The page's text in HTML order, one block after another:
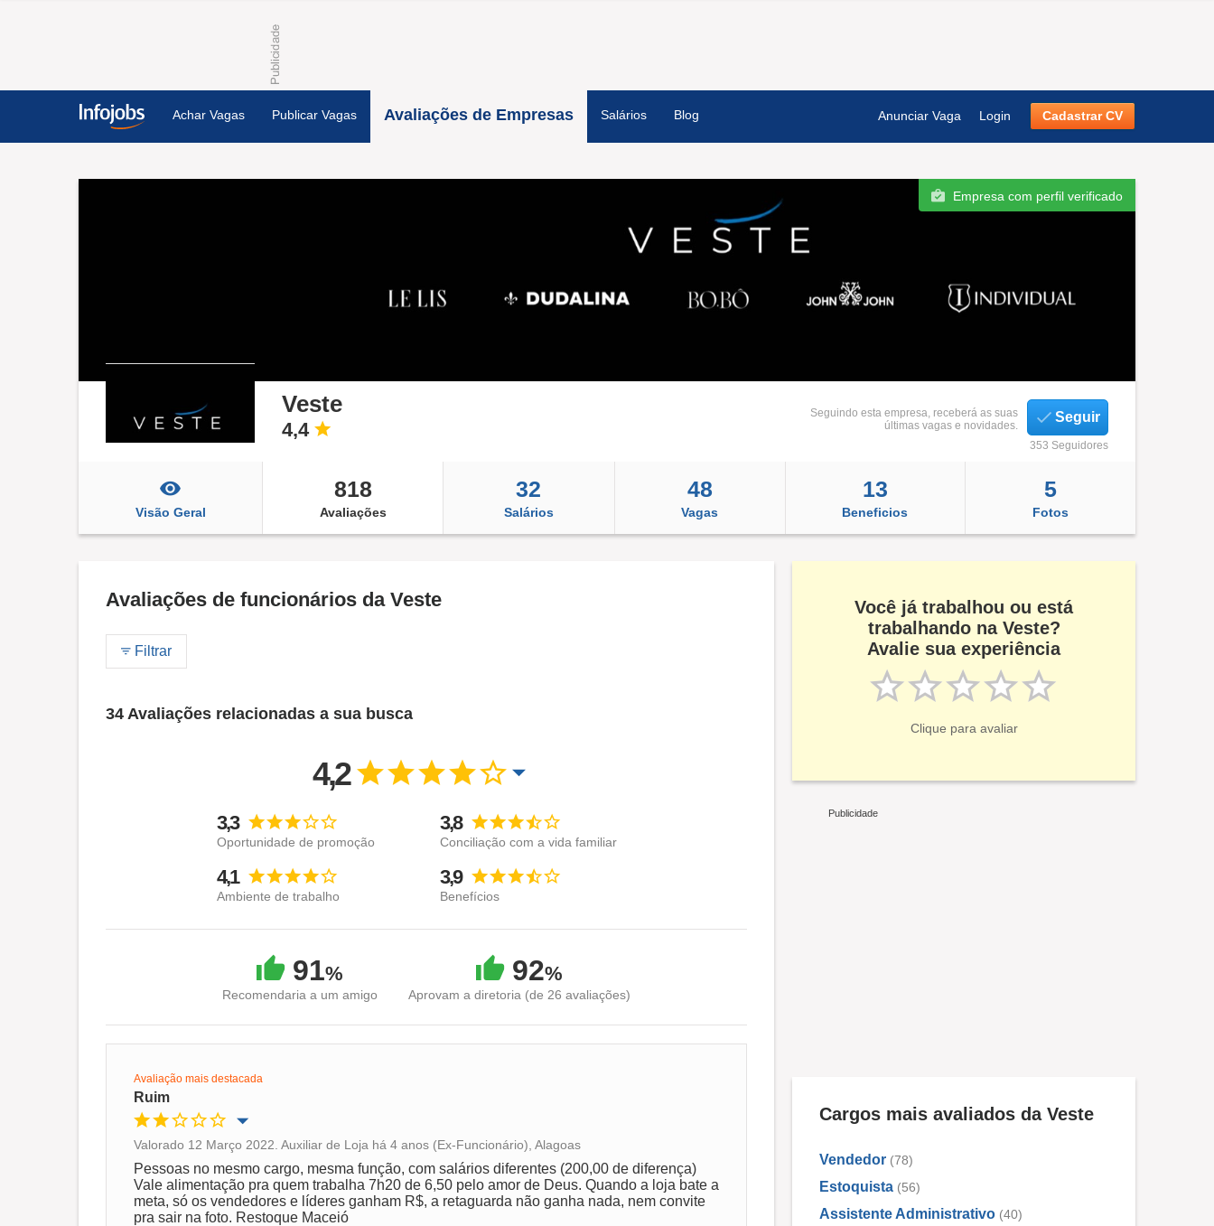
Achar Vagas Publicar Vagas Avaliações de Empresas Salários Blog Anunciar Vaga Login Cadastrar CV
Empresa com perfil verificado
Veste
4,4
Seguindo esta empresa, receberá as suas
últimas vagas e novidades.
Seguir
353 Seguidores
Visão Geral
818
Avaliações
32
Salários
48
Vagas
13
Beneficios
5
Fotos
Avaliações de funcionários da Veste
Filtrar
34 Avaliações relacionadas a sua busca
4,2
3,3
Oportunidade de promoção
3,8
Conciliação com a vida familiar
4,1
Ambiente de trabalho
3,9
Benefícios
91%
Recomendaria a um amigo
92%
Aprovam a diretoria (de 26 avaliações)
Avaliação mais destacada
Ruim
Oportunidade de promoção
Ambiente de trabalho
Conciliação com a vida familiar
Benefícios
Valorado 12 Março 2022. Auxiliar de Loja há 4 anos (Ex-Funcionário), Alagoas
Pessoas no mesmo cargo, mesma função, com salários diferentes (200,00 de diferença)
Vale alimentação pra quem trabalha 7h20 de 6,50 pelo amor de Deus. Quando a loja bate a
meta, só os vendedores e líderes ganham R$, a retaguarda não ganha nada, nem convite
pra sair na foto. Restoque Maceió
Você já trabalhou ou está
trabalhando na Veste?
Avalie sua experiência
Clique para avaliar
Cargos mais avaliados da Veste
Vendedor (78)
Estoquista (56)
Assistente Administrativo (40)